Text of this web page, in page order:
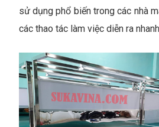
sử dụng phổ biến trong các nhà
các thao tác làm việc diễn ra